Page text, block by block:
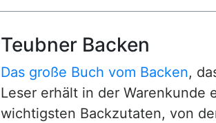
Teubner Backen
Das große Buch vom Backen,
Leser erhält in der Warenkunde
wichtigsten Backzutaten, von